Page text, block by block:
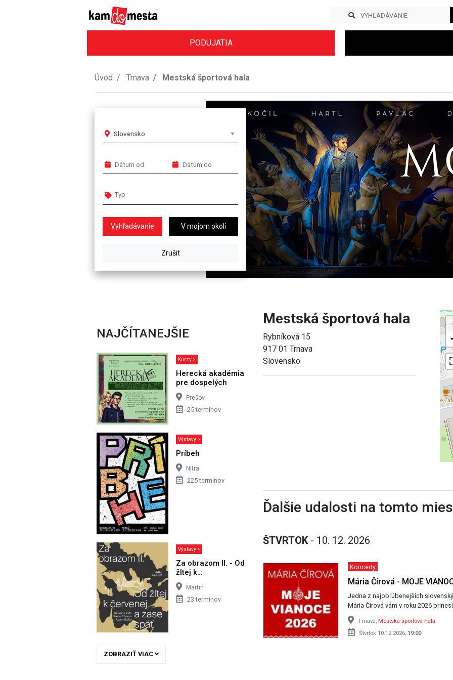
PODUJATIA
Úvod Trnava Mestská športová hala
Slovensko
V mojom okolí
Previous
NAJČÍTANEJŠIE
Kurzy >
Herecká akadémia
pre dospelých
Prešov
25 termínov
Výstavy >
Príbeh
Nitra
225 termínov
Výstavy >
Za obrazom II. - Od
žltej k…
Martin
23 termínov
ZOBRAZIŤ VIAC
Mestská športová hala
Rybníková 15
917 01 Trnava
Slovensko
Ďalšie udalosti na tomto
ŠTVRTOK - 10. 12. 2026
Koncerty
Mária Čírová - MOJE
Jedna z najobľúbenejších
Mária Čírová vám v roku 2026
Trnava, Mestská športová hala
Štvrtok 10.12.2026, 19:00